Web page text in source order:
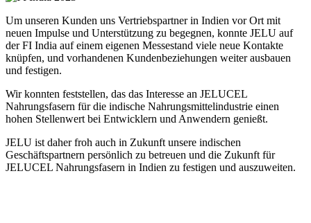
Um unseren Kunden uns Vertriebspartner in Indien vor Ort mit
neuen Impulse und Unterstützung zu begegnen, konnte JELU auf
der FI India auf einem eigenen Messestand viele neue Kontakte
knüpfen, und vorhandenen Kundenbeziehungen weiter ausbauen
und festigen.
Wir konnten feststellen, das das Interesse an JELUCEL
Nahrungsfasern für die indische Nahrungsmittelindustrie einen
hohen Stellenwert bei Entwicklern und Anwendern genießt.
JELU ist daher froh auch in Zukunft unsere indischen
Geschäftspartnern persönlich zu betreuen und die Zukunft für
JELUCEL Nahrungsfasern in Indien zu festigen und auszuweiten.